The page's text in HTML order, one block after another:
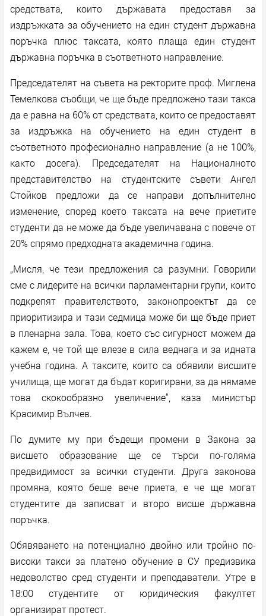
средствата, които държавата предоставя за
издръжката за обучението на един студент държавна
поръчка плюс таксата, която плаща един студент
държавна поръчка в съответното направление.
Председателят на съвета на ректорите проф. Миглена
Темелкова съобщи, че ще бъде предложено тази такса
да е равна на 60% от средствата, които се предоставят
за издръжка на обучението на един студент в
съответното професионално направление (а не 100%,
както досега). Председателят на Националното
представителство на студентските съвети Ангел
Стойков предложи да се направи допълнително
изменение, според което таксата на вече приетите
студенти да не може да бъде увеличавана с повече от
20% спрямо предходната академична година.
„Мисля, че тези предложения са разумни. Говорили
сме с лидерите на всички парламентарни групи, които
подкрепят правителството, законопроектът да се
приоритизира и тази седмица може би ще бъде приет
в пленарна зала. Това, което със сигурност можем да
кажем е, че той ще влезе в сила веднага и за идната
учебна година. А таксите, които са обявили висшите
училища, ще могат да бъдат коригирани, за да нямаме
това скокообразно увеличение“, каза министър
Красимир Вълчев.
По думите му при бъдещи промени в Закона за
висшето образование ще се търси по-голяма
предвидимост за всички студенти. Друга законова
промяна, която беше вече приета, е че ще могат
студентите да записват и второ висше държавна
поръчка.
Обявяването на потенциално двойно или тройно по-
високи такси за платено обучение в СУ предизвика
недоволство сред студенти и преподаватели. Утре в
18:00 студентите от юридическия факултет
организират протест.